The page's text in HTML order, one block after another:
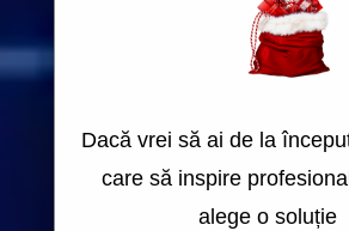
Dacă vrei să ai de la
care să inspire
alege o soluție